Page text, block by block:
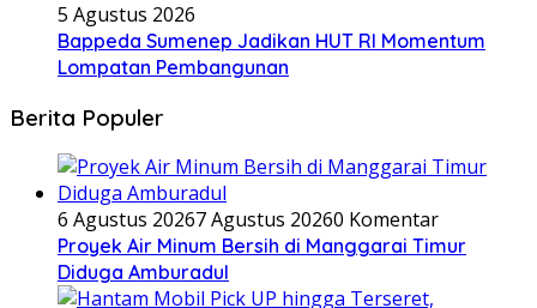
5 Agustus 2026
Bappeda Sumenep Jadikan HUT RI Momentum
Lompatan Pembangunan
Berita Populer
6 Agustus 20267 Agustus 20260 Komentar
Proyek Air Minum Bersih di Manggarai Timur
Diduga Amburadul